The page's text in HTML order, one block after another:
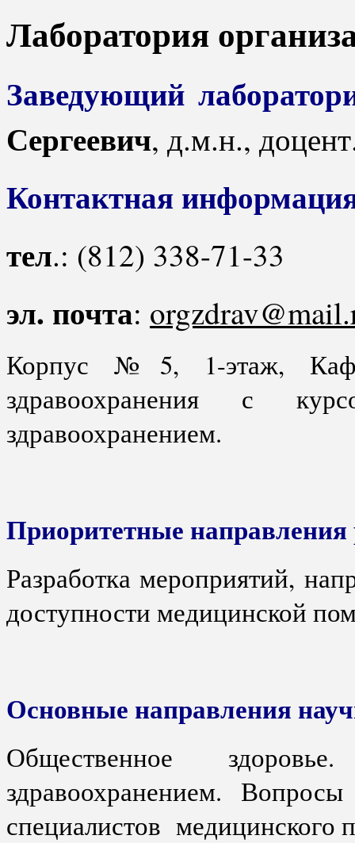
Лаборатория
Заведующий
Сергеевич, д.м.н.,
Контактная
тел.: (812) 338-71-33
эл. почта:
Корпус №5, 1-этаж,
здравоохранения с
здравоохранением.
Приоритетные
Разработка мероприятий,
доступности медицинской
Основные направления
Общественное
здравоохранением.
специалистов медицинского